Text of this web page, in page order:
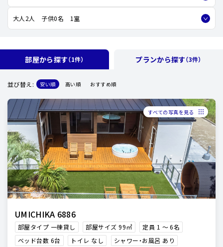
近隣サーフショップのレッスンも充実しており初心者の方も安心
してサーフィンを楽しめます。
季節により、乗馬、釣り、イチゴ狩り、等、近隣アクテビティーも充
ださい。
大人2人 子供0名 1室
部屋から探す（1件） プランから探す（3件）
並び替え: 安い順 高い順 おすすめ順
すべての写真を見る
UMICHIKA 6886
部屋タイプ 一棟貸し 部屋サイズ 99㎡
定員 1 〜 6名
ベッド台数 6台
トイレ なし シャワー・お風呂 あり